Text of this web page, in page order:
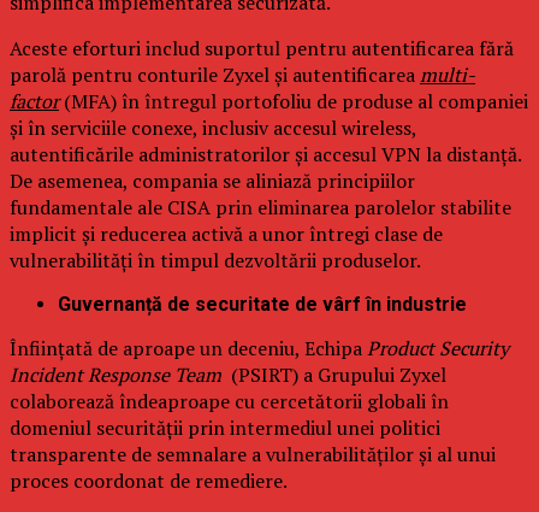
Aceste eforturi includ suportul pentru autentificarea fără
parolă pentru conturile Zyxel și autentificareamulti-
factor(MFA) în întregul portofoliu de produse al companiei
și în serviciile conexe, inclusiv accesul wireless,
autentificările administratorilor și accesul VPN la distanță.
De asemenea, compania se aliniază principiilor
fundamentale ale CISA prin eliminarea parolelor stabilite
implicit și reducerea activă a unor întregi clase de
vulnerabilități în timpul dezvoltării produselor.
Guvernanță de securitate de vârf în industrie
Înființată de aproape un deceniu, EchipaProduct Security
Incident Response Team (PSIRT) a Grupului Zyxel
colaborează îndeaproape cu cercetătorii globali în
domeniul securității prin intermediul unei politici
transparente de semnalare a vulnerabilităților și al unui
proces coordonat de remediere.